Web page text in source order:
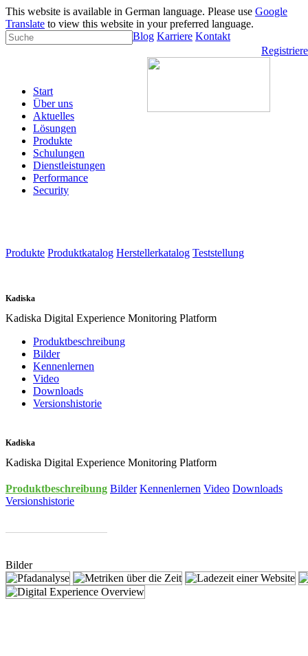
This website is available in German language. Please use Google
Translate to view this website in your preferred language.
Blog Karriere Kontakt
Start
Über uns
Aktuelles
Lösungen
Produkte
Schulungen
Dienstleistungen
Performance
Security
Produkte Produktkatalog Herstellerkatalog Teststellung
Kadiska
Kadiska Digital Experience Monitoring Platform
Produktbeschreibung
Bilder
Kennenlernen
Video
Downloads
Versionshistorie
Kadiska
Kadiska Digital Experience Monitoring Platform
Produktbeschreibung Bilder Kennenlernen Video Downloads
Versionshistorie
Bilder